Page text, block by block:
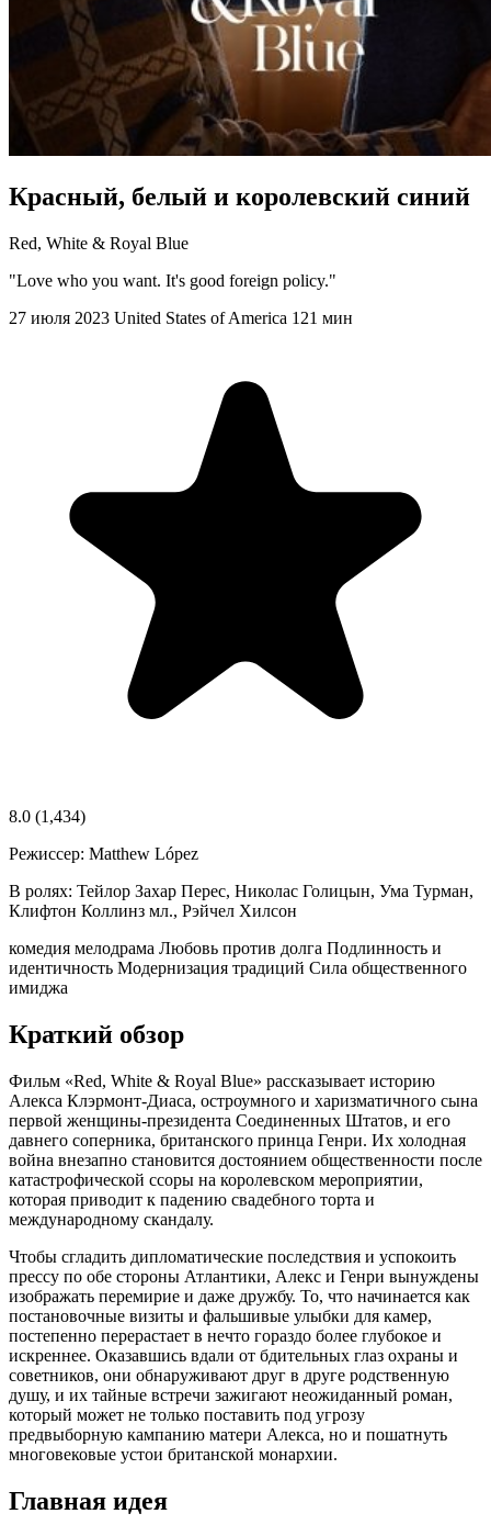
Красный, белый и королевский синий
Red, White & Royal Blue
"Love who you want. It's good foreign policy."
27 июля 2023 United States of America 121 мин
8.0 (1,434)
Режиссер: Matthew López
В ролях: Тейлор Захар Перес, Николас Голицын, Ума Турман,
Клифтон Коллинз мл., Рэйчел Хилсон
комедия мелодрама Любовь против долга Подлинность и
идентичность Модернизация традиций Сила общественного
имиджа
Краткий обзор
Фильм «Red, White & Royal Blue» рассказывает историю
Алекса Клэрмонт-Диаса, остроумного и харизматичного сына
первой женщины-президента Соединенных Штатов, и его
давнего соперника, британского принца Генри. Их холодная
война внезапно становится достоянием общественности после
катастрофической ссоры на королевском мероприятии,
которая приводит к падению свадебного торта и
международному скандалу.
Чтобы сгладить дипломатические последствия и успокоить
прессу по обе стороны Атлантики, Алекс и Генри вынуждены
изображать перемирие и даже дружбу. То, что начинается как
постановочные визиты и фальшивые улыбки для камер,
постепенно перерастает в нечто гораздо более глубокое и
искреннее. Оказавшись вдали от бдительных глаз охраны и
советников, они обнаруживают друг в друге родственную
душу, и их тайные встречи зажигают неожиданный роман,
который может не только поставить под угрозу
предвыборную кампанию матери Алекса, но и пошатнуть
многовековые устои британской монархии.
Главная идея